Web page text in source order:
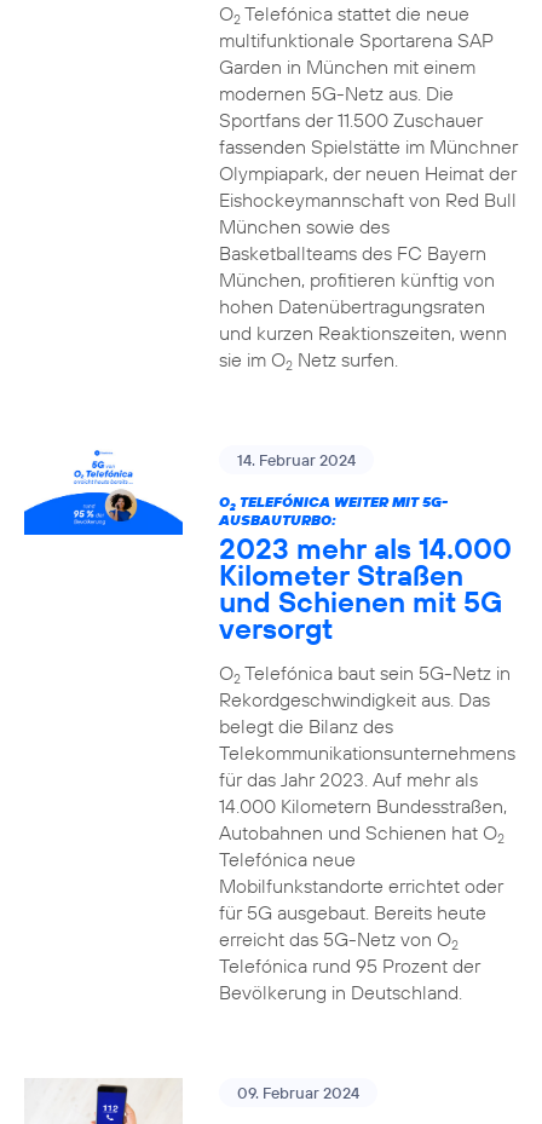
O2Telefónica stattet die neue
multifunktionale Sportarena SAP
Garden in München mit einem
modernen 5G-Netz aus. Die
Sportfans der 11.500 Zuschauer
fassenden Spielstätte im Münchner
Olympiapark, der neuen Heimat der
Eishockeymannschaft von Red Bull
München sowie des
Basketballteams des FC Bayern
München, profitieren künftig von
hohen Datenübertragungsraten
und kurzen Reaktionszeiten, wenn
sie im O2Netz surfen.
14. Februar 2024
O2TELEFÓNICA WEITER MIT 5G-
AUSBAUTURBO:
2023 mehr als 14.000
Kilometer Straßen
und Schienen mit 5G
versorgt
O2Telefónica baut sein 5G-Netz in
Rekordgeschwindigkeit aus. Das
belegt die Bilanz des
Telekommunikationsunternehmens
für das Jahr 2023. Auf mehr als
14.000 Kilometern Bundesstraßen,
Autobahnen und Schienen hat O2
Telefónica neue
Mobilfunkstandorte errichtet oder
für 5G ausgebaut. Bereits heute
erreicht das 5G-Netz von O2
Telefónica rund 95 Prozent der
Bevölkerung in Deutschland.
09. Februar 2024